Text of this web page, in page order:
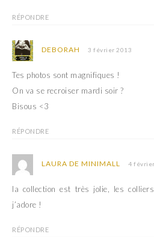
RÉPONDRE
DEBORAH 3 février 2013
Tes photos sont magnifiques !
On va se recroiser mardi soir ?
Bisous <3
RÉPONDRE
LAURA DE MINIMALL 4
la collection est très jolie, les
j’adore !
RÉPONDRE